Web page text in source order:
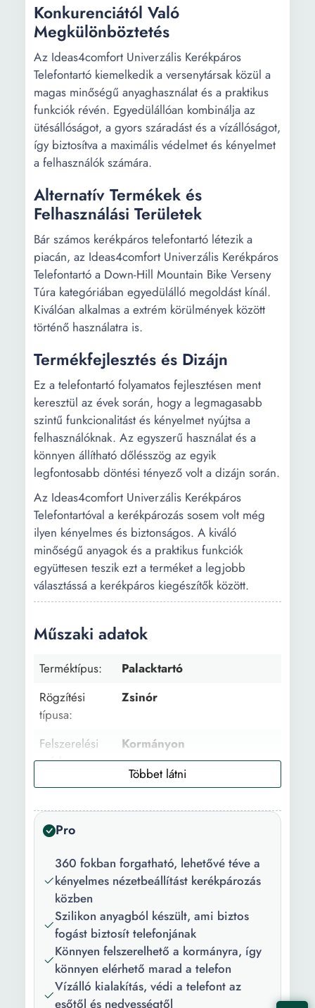
Konkurenciától Való
Megkülönböztetés
Az Ideas4comfort Univerzális Kerékpáros
Telefontartó kiemelkedik a versenytársak közül a
magas minőségű anyaghasználat és a praktikus
funkciók révén. Egyedülállóan kombinálja az
ütésállóságot, a gyors száradást és a vízállóságot,
így biztosítva a maximális védelmet és kényelmet
a felhasználók számára.
Alternatív Termékek és
Felhasználási Területek
Bár számos kerékpáros telefontartó létezik a
piacán, az Ideas4comfort Univerzális Kerékpáros
Telefontartó a Down-Hill Mountain Bike Verseny
Túra kategóriában egyedülálló megoldást kínál.
Kiválóan alkalmas a extrém körülmények között
történő használatra is.
Termékfejlesztés és Dizájn
Ez a telefontartó folyamatos fejlesztésen ment
keresztül az évek során, hogy a legmagasabb
szintű funkcionalitást és kényelmet nyújtsa a
felhasználóknak. Az egyszerű használat és a
könnyen állítható dőlésszög az egyik
legfontosabb döntési tényező volt a dizájn során.
Az Ideas4comfort Univerzális Kerékpáros
Telefontartóval a kerékpározás sosem volt még
ilyen kényelmes és biztonságos. A kiváló
minőségű anyagok és a praktikus funkciók
együttesen teszik ezt a terméket a legjobb
választássá a kerékpáros kiegészítők között.
Műszaki adatok
Terméktípus:
Palacktartó
Rögzítési
típusa:
Zsinór
Felszerelési
mód:
Kormányon
Sport:
Kerékpározás
kategória:
Anyag:
Gumi
Főbb
jellemzők:
Szorító klip Vízálló
Telefonos tartó Egyszerű
használat Rugalmas
Állítható dőlésszög
Szín:
Kék
Pro
360 fokban forgatható, lehetővé téve a
kényelmes nézetbeállítást kerékpározás
közben
Szilikon anyagból készült, ami biztos
fogást biztosít telefonjának
Könnyen felszerelhető a kormányra, így
könnyen elérhető marad a telefon
Vízálló kialakítás, védi a telefont az
esőtől és nedvességtől